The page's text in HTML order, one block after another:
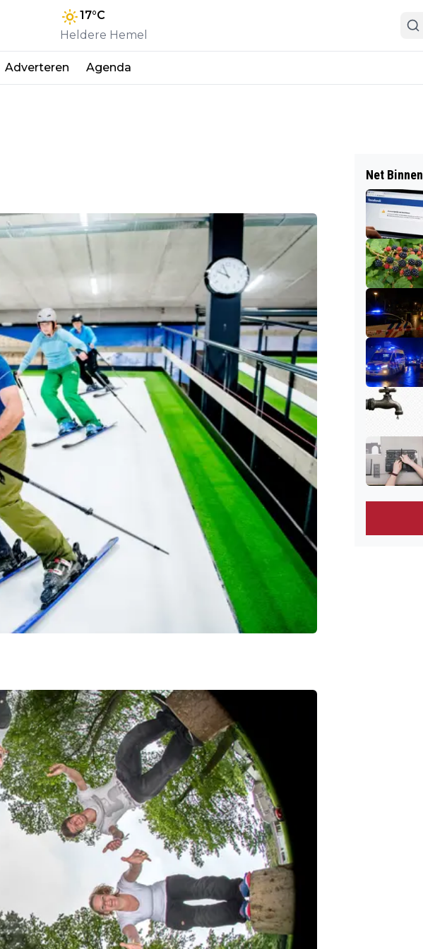
17°C
Heldere Hemel
Adverteren Agenda
Net Binnen